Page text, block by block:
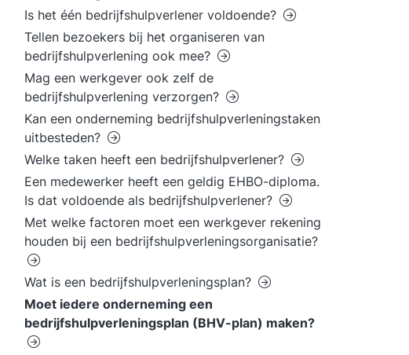
Is het één bedrijfshulpverlener voldoende?
Tellen bezoekers bij het organiseren van
bedrijfshulpverlening ook mee?
Mag een werkgever ook zelf de
bedrijfshulpverlening verzorgen?
Kan een onderneming bedrijfshulpverleningstaken
uitbesteden?
Welke taken heeft een bedrijfshulpverlener?
Een medewerker heeft een geldig EHBO-diploma.
Is dat voldoende als bedrijfshulpverlener?
Met welke factoren moet een werkgever rekening
houden bij een bedrijfshulpverleningsorganisatie?
Wat is een bedrijfshulpverleningsplan?
Moet iedere onderneming een
bedrijfshulpverleningsplan (BHV-plan) maken?